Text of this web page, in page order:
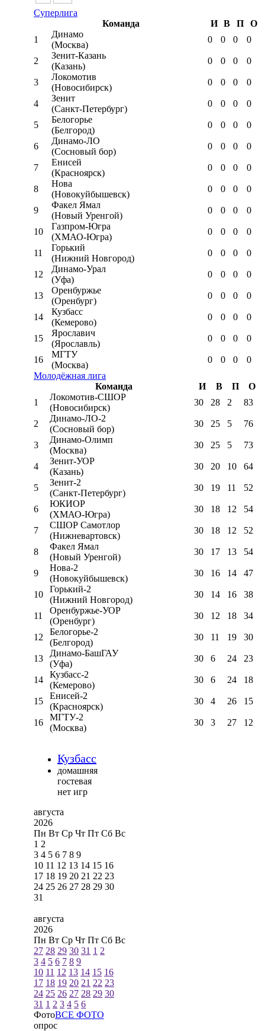
Суперлига
Команда
И В П
О
1
Динамо
(Москва)
0 0 0 0
2
Зенит-Казань
(Казань)
0 0 0 0
3
Локомотив
(Новосибирск)
0 0 0 0
4
Зенит
(Санкт-Петербург)
0 0 0 0
5
Белогорье
(Белгород)
0 0 0 0
6
Динамо-ЛО
(Сосновый бор)
0 0 0 0
7
Енисей
(Красноярск)
0 0 0 0
8
Нова
(Новокуйбышевск)
0 0 0 0
9
Факел Ямал
(Новый Уренгой)
0 0 0 0
10
Газпром-Югра
(ХМАО-Югра)
0 0 0 0
11
Горький
(Нижний Новгород)
0 0 0 0
12
Динамо-Урал
(Уфа)
0 0 0 0
13
Оренбуржье
(Оренбург)
0 0 0 0
14
Кузбасс
(Кемерово)
0 0 0 0
15
Ярославич
(Ярославль)
0 0 0 0
16
МГТУ
(Москва)
0 0 0
0
Молодёжная лига
Команда
И В П
О
1
Локомотив-CШОР
(Новосибирск)
30 28 2 83
2
Динамо-ЛО-2
(Сосновый бор)
30 25 5 76
3
Динамо-Олимп
(Москва)
30 25 5 73
4
Зенит-УОР
(Казань)
30 20 10 64
5
Зенит-2
(Санкт-Петербург)
30 19 11 52
6
ЮКИОР
(ХМАО-Югра)
30 18 12 54
7
СШОР Самотлор
(Нижневартовск)
30 18 12 52
8
Факел Ямал
(Новый Уренгой)
30 17 13 54
9
Нова-2
(Новокуйбышевск)
30 16 14 47
10
Горький-2
(Нижний Новгород)
30 14 16 38
11
Оренбуржье-УОР
(Оренбург)
30 12 18 34
12
Белогорье-2
(Белгород)
30 11 19 30
13
Динамо-БашГАУ
(Уфа)
30 6 24 23
14
Кузбасс-2
(Кемерово)
30 6 24 18
15
Енисей-2
(Красноярск)
30 4 26 15
16
МГТУ-2
(Москва)
30 3 27 12
Кузбасс
домашняя
гостевая
нет игр
августа
2026
Пн Вт Ср Чт Пт Сб Вс
1 2
3 4 5 6 7 8 9
10 11 12 13 14 15 16
17 18 19 20 21 22 23
24 25 26 27 28 29 30
31
августа
2026
Пн Вт Ср Чт Пт Сб Вс
27 28 29 30 31 1 2
3 4 5 6 7 8 9
10 11 12 13 14 15 16
17 18 19 20 21 22 23
24 25 26 27 28 29 30
31 1 2 3 4 5 6
ФотоВСЕ ФОТО
опрос